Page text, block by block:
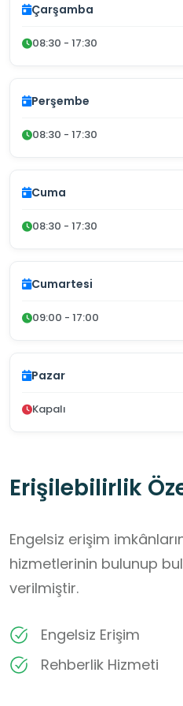
Çarşamba
08:30 - 17:30
Perşembe
08:30 - 17:30
Cuma
08:30 - 17:30
Cumartesi
09:00 - 17:00
Pazar
Kapalı
Erişilebilirlik
Engelsiz erişim
hizmetlerinin bulunup
verilmiştir.
Engelsiz Erişim
Rehberlik Hizmeti